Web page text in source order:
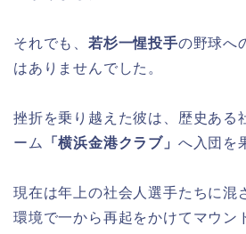
それでも、 若杉一惺投手の野球へ
はありませんでした。
挫折を乗り越えた彼は、歴史ある
ーム
「横浜金港クラブ」 へ入団を
現在は年上の社会人選手たちに混
環境で一から再起をかけてマウン